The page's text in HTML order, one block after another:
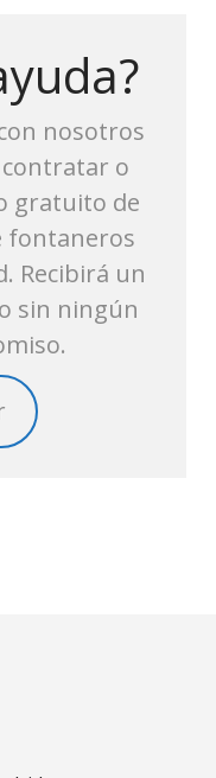
nosotros
o
gratuito de
fontaneros
Recibirá un
sin ningún